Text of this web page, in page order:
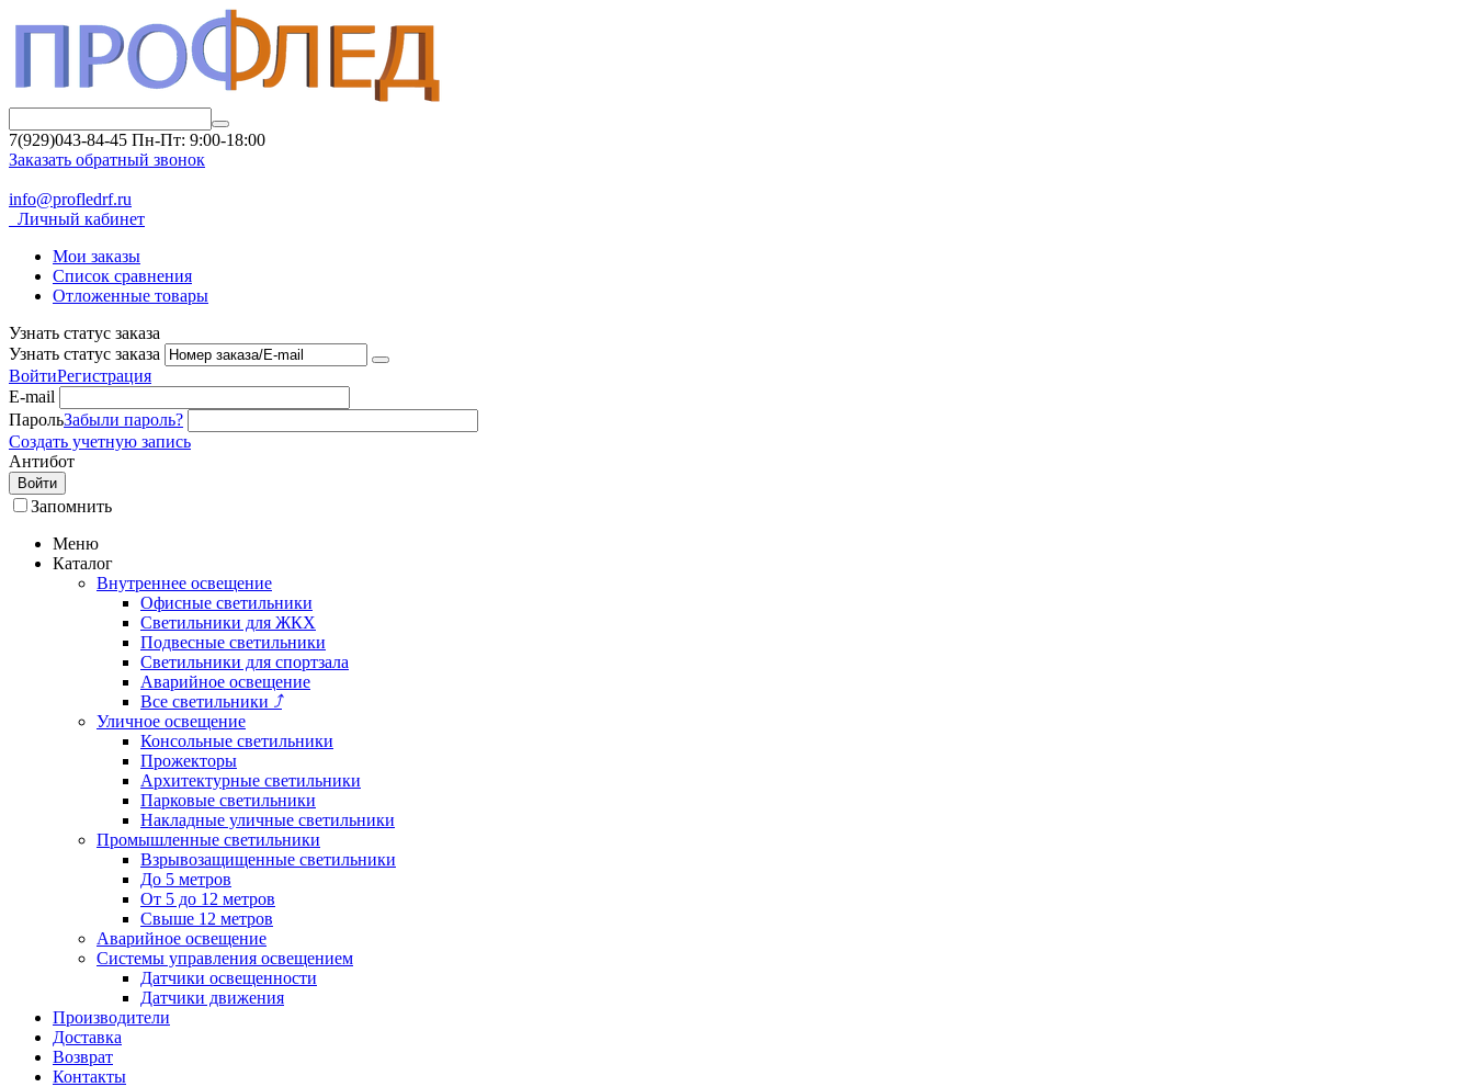
7(929)043-84-45 Пн-Пт: 9:00-18:00
Заказать обратный звонок
info@profledrf.ru
Личный кабинет
Мои заказы
Список сравнения
Отложенные товары
Узнать статус заказа
Узнать статус заказа
ВойтиРегистрация
E-mail
ПарольЗабыли пароль?
Создать учетную запись
Антибот
Войти
Запомнить
Меню
Каталог
Внутреннее освещение
Офисные светильники
Светильники для ЖКХ
Подвесные светильники
Светильники для спортзала
Аварийное освещение
Все светильники ⤴
Уличное освещение
Консольные светильники
Прожекторы
Архитектурные светильники
Парковые светильники
Накладные уличные светильники
Промышленные светильники
Взрывозащищенные светильники
До 5 метров
От 5 до 12 метров
Свыше 12 метров
Аварийное освещение
Системы управления освещением
Датчики освещенности
Датчики движения
Производители
Доставка
Возврат
Контакты